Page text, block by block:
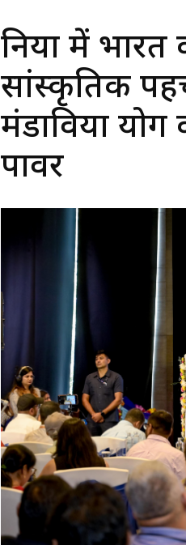
दुनिया में
सांस्कृतिक
मंडाविया
पावर